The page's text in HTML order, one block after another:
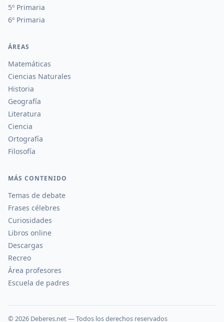
5º Primaria
6º Primaria
ÁREAS
Matemáticas
Ciencias Naturales
Historia
Geografía
Literatura
Ciencia
Ortografía
Filosofía
MÁS CONTENIDO
Temas de debate
Frases célebres
Curiosidades
Libros online
Descargas
Recreo
Área profesores
Escuela de padres
© 2026 Deberes.net — Todos los derechos reservados